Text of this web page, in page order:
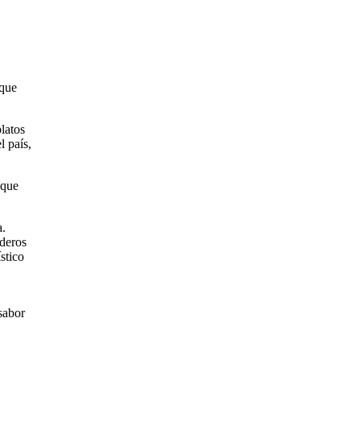
país,